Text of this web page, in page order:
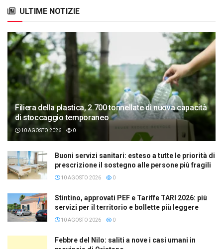
ULTIME NOTIZIE
Filiera della plastica, 2.700 tonnellate di nuova capacità
di stoccaggio temporaneo
10 AGOSTO 2026 0
Buoni servizi sanitari: esteso a tutte le priorità di
prescrizione il sostegno alle persone più fragili
10 AGOSTO 2026 0
Stintino, approvati PEF e Tariffe TARI 2026: più
servizi per il territorio e bollette più leggere
10 AGOSTO 2026 0
Febbre del Nilo: saliti a nove i casi umani in